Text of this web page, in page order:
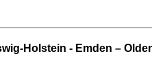
Holstein - Emden –